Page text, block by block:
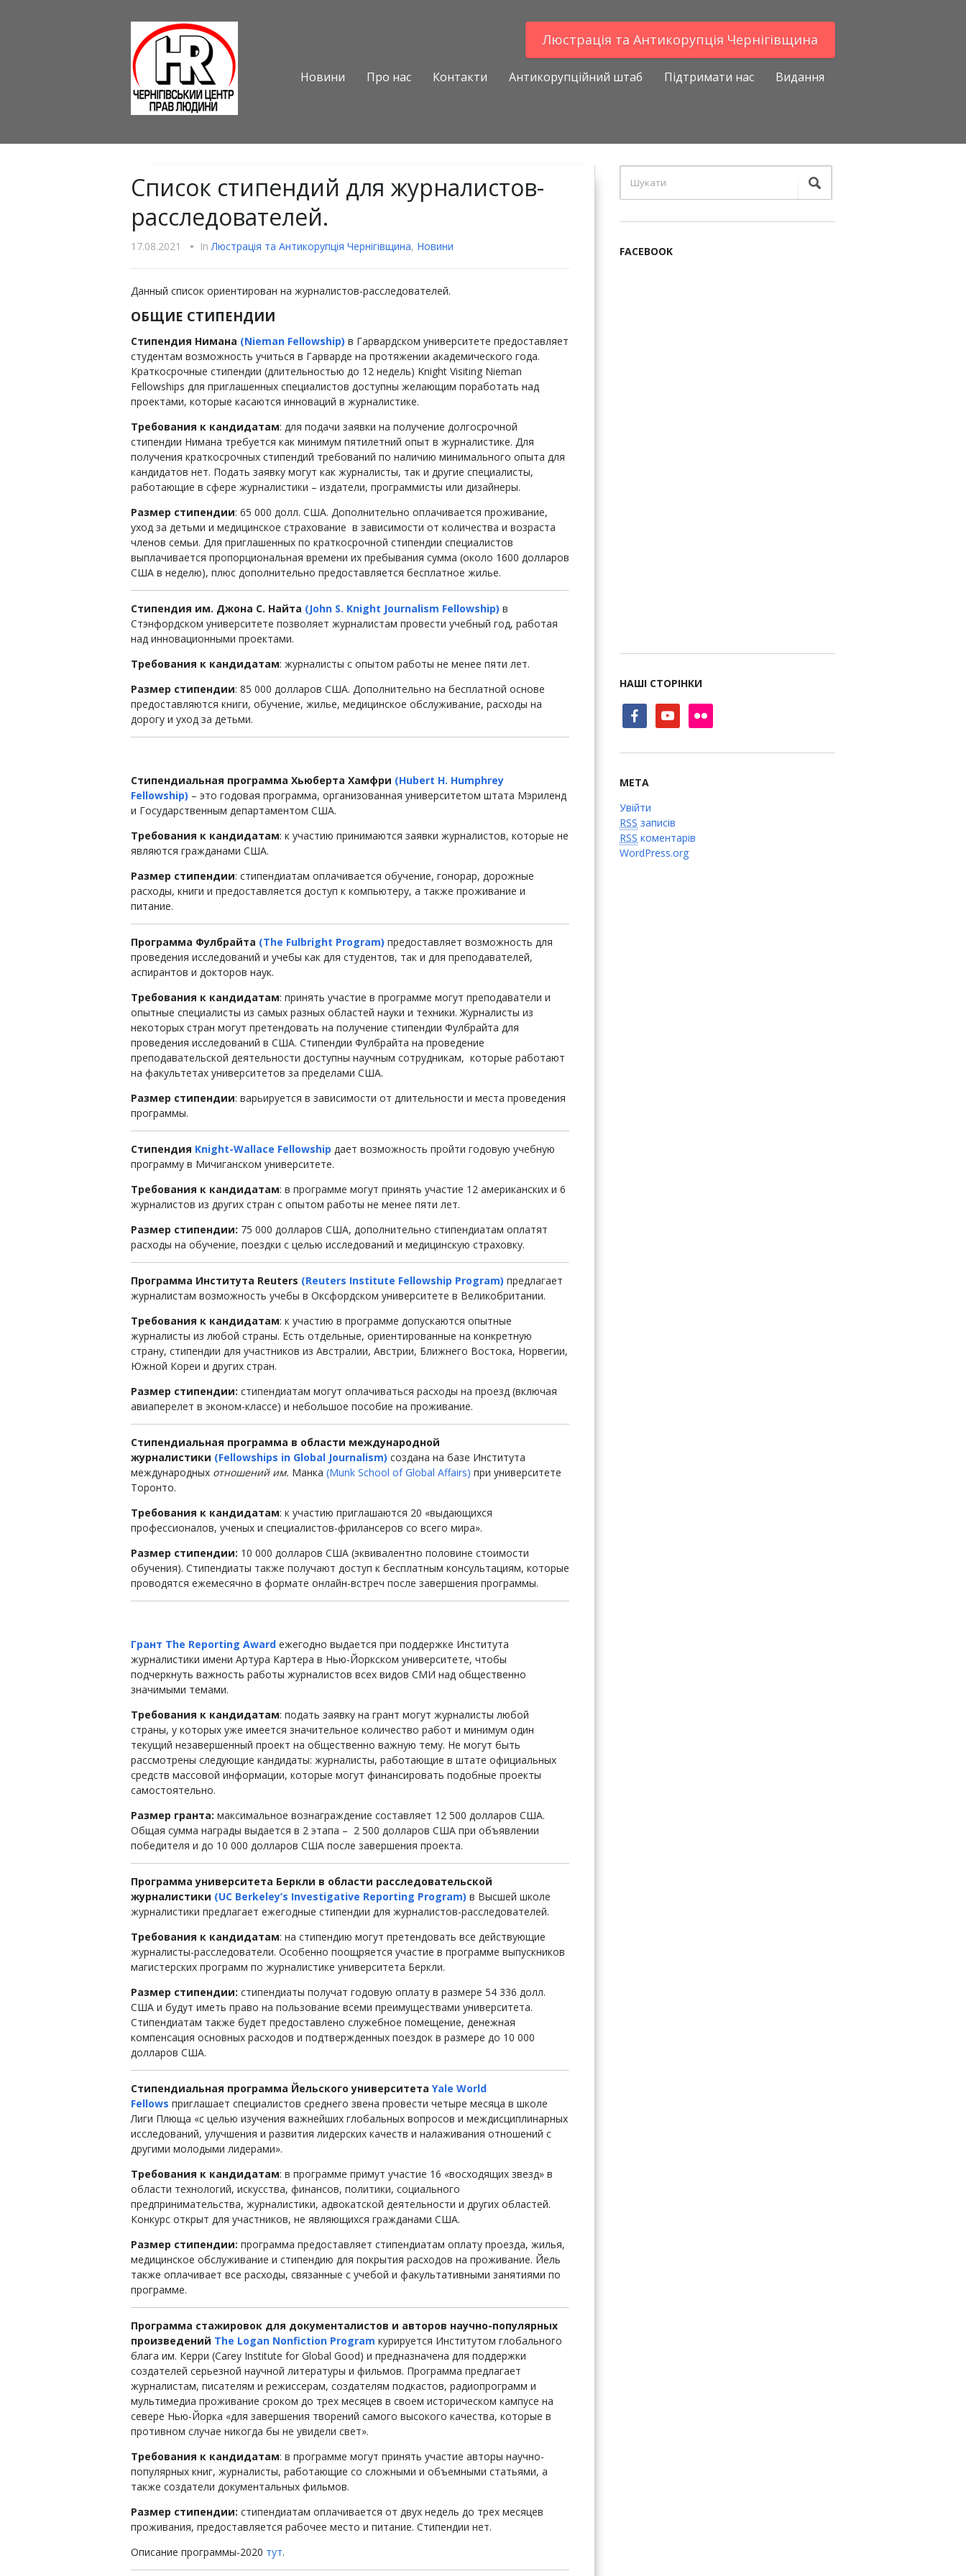
Люстрацiя та Антикорупцiя Чернігівщина
Новини Про нас Контакти Антикорупційний штаб Підтримати нас Видання
Список стипендий для журналистов-
расследователей.
17.08.2021 • InЛюстрацiя та Антикорупцiя Чернігівщина, Новини
Данный список ориентирован на журналистов-расследователей.
ОБЩИЕ СТИПЕНДИИ
Стипендия Нимана (Nieman Fellowship) в Гарвардском университете предоставляет
студентам возможность учиться в Гарварде на протяжении академического года.
Краткосрочные стипендии (длительностью до 12 недель) Knight Visiting Nieman
Fellowships для приглашенных специалистов доступны желающим поработать над
проектами, которые касаются инноваций в журналистике.
Требования к кандидатам: для подачи заявки на получение долгосрочной
стипендии Нимана требуется как минимум пятилетний опыт в журналистике. Для
получения краткосрочных стипендий требований по наличию минимального опыта для
кандидатов нет. Подать заявку могут как журналисты, так и другие специалисты,
работающие в сфере журналистики – издатели, программисты или дизайнеры.
Размер стипендии: 65 000 долл. США. Дополнительно оплачивается проживание,
уход за детьми и медицинское страхование в зависимости от количества и возраста
членов семьи. Для приглашенных по краткосрочной стипендии специалистов
выплачивается пропорциональная времени их пребывания сумма (около 1600 долларов
США в неделю), плюс дополнительно предоставляется бесплатное жилье.
Стипендия им. Джона С. Найта (John S. Knight Journalism Fellowship) в
Стэнфордском университете позволяет журналистам провести учебный год, работая
над инновационными проектами.
Требования к кандидатам: журналисты с опытом работы не менее пяти лет.
Размер стипендии: 85 000 долларов США. Дополнительно на бесплатной основе
предоставляются книги, обучение, жилье, медицинское обслуживание, расходы на
дорогу и уход за детьми.
Стипендиальная программа Хьюберта Хамфри (Hubert H. Humphrey
Fellowship) – это годовая программа, организованная университетом штата Мэриленд
и Государственным департаментом США.
Требования к кандидатам: к участию принимаются заявки журналистов, которые не
являются гражданами США.
Размер стипендии: стипендиатам оплачивается обучение, гонорар, дорожные
расходы, книги и предоставляется доступ к компьютеру, а также проживание и
питание.
Программа Фулбрайта (The Fulbright Program) предоставляет возможность для
проведения исследований и учебы как для студентов, так и для преподавателей,
аспирантов и докторов наук.
Требования к кандидатам: принять участие в программе могут преподаватели и
опытные специалисты из самых разных областей науки и техники. Журналисты из
некоторых стран могут претендовать на получение стипендии Фулбрайта для
проведения исследований в США. Стипендии Фулбрайта на проведение
преподавательской деятельности доступны научным сотрудникам, которые работают
на факультетах университетов за пределами США.
Размер стипендии: варьируется в зависимости от длительности и места проведения
программы.
Стипендия Knight-Wallace Fellowship дает возможность пройти годовую учебную
программу в Мичиганском университете.
Требования к кандидатам: в программе могут принять участие 12 американских и 6
журналистов из других стран с опытом работы не менее пяти лет.
Размер стипендии: 75 000 долларов США, дополнительно стипендиатам оплатят
расходы на обучение, поездки с целью исследований и медицинскую страховку.
Программа Института Reuters (Reuters Institute Fellowship Program) предлагает
журналистам возможность учебы в Оксфордском университете в Великобритании.
Требования к кандидатам: к участию в программе допускаются опытные
журналисты из любой страны. Есть отдельные, ориентированные на конкретную
страну, стипендии для участников из Австралии, Австрии, Ближнего Востока, Норвегии,
Южной Кореи и других стран.
Размер стипендии: стипендиатам могут оплачиваться расходы на проезд (включая
авиаперелет в эконом-классе) и небольшое пособие на проживание.
Стипендиальная программа в области международной
журналистики (Fellowships in Global Journalism) создана на базе Института
международных отношений им. Манка (Munk School of Global Affairs) при университете
Торонто.
Требования к кандидатам: к участию приглашаются 20 «выдающихся
профессионалов, ученых и специалистов-фрилансеров со всего мира».
Размер стипендии: 10 000 долларов США (эквивалентно половине стоимости
обучения). Стипендиаты также получают доступ к бесплатным консультациям, которые
проводятся ежемесячно в формате онлайн-встреч после завершения программы.
Грант The Reporting Award ежегодно выдается при поддержке Института
журналистики имени Артура Картера в Нью-Йоркском университете, чтобы
подчеркнуть важность работы журналистов всех видов СМИ над общественно
значимыми темами.
Требования к кандидатам: подать заявку на грант могут журналисты любой
страны, у которых уже имеется значительное количество работ и минимум один
текущий незавершенный проект на общественно важную тему. Не могут быть
рассмотрены следующие кандидаты: журналисты, работающие в штате официальных
средств массовой информации, которые могут финансировать подобные проекты
самостоятельно.
Размер гранта: максимальное вознаграждение составляет 12 500 долларов США.
Общая сумма награды выдается в 2 этапа – 2 500 долларов США при объявлении
победителя и до 10 000 долларов США после завершения проекта.
Программа университета Беркли в области расследовательской
журналистики (UC Berkeley’s Investigative Reporting Program) в Высшей школе
журналистики предлагает ежегодные стипендии для журналистов-расследователей.
Требования к кандидатам: на стипендию могут претендовать все действующие
журналисты-расследователи. Особенно поощряется участие в программе выпускников
магистерских программ по журналистике университета Беркли.
Размер стипендии: стипендиаты получат годовую оплату в размере 54 336 долл.
США и будут иметь право на пользование всеми преимуществами университета.
Стипендиатам также будет предоставлено служебное помещение, денежная
компенсация основных расходов и подтвержденных поездок в размере до 10 000
долларов США.
Стипендиальная программа Йельского университета Yale World
Fellows приглашает специалистов среднего звена провести четыре месяца в школе
Лиги Плюща «с целью изучения важнейших глобальных вопросов и междисциплинарных
исследований, улучшения и развития лидерских качеств и налаживания отношений с
другими молодыми лидерами».
Требования к кандидатам: в программе примут участие 16 «восходящих звезд» в
области технологий, искусства, финансов, политики, социального
предпринимательства, журналистики, адвокатской деятельности и других областей.
Конкурс открыт для участников, не являющихся гражданами США.
Размер стипендии: программа предоставляет стипендиатам оплату проезда, жилья,
медицинское обслуживание и стипендию для покрытия расходов на проживание. Йель
также оплачивает все расходы, связанные с учебой и факультативными занятиями по
программе.
Программа стажировок для документалистов и авторов научно-популярных
произведений The Logan Nonfiction Program курируется Институтом глобального
блага им. Керри (Carey Institute for Global Good) и предназначена для поддержки
создателей серьезной научной литературы и фильмов. Программа предлагает
журналистам, писателям и режиссерам, создателям подкастов, радиопрограмм и
мультимедиа проживание сроком до трех месяцев в своем историческом кампусе на
севере Нью-Йорка «для завершения творений самого высокого качества, которые в
противном случае никогда бы не увидели свет».
Требования к кандидатам: в программе могут принять участие авторы научно-
популярных книг, журналисты, работающие со сложными и объемными статьями, а
также создатели документальных фильмов.
Размер стипендии: стипендиатам оплачивается от двух недель до трех месяцев
проживания, предоставляется рабочее место и питание. Стипендии нет.
Описание программы-2020 тут.
FACEBOOK
НАШІ СТОРІНКИ
facebookyoutube flickr
МЕТА
Увійти
RSS записів
RSS коментарів
WordPress.org